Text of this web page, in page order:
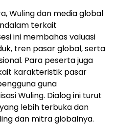
Wuling dan media global
terkait
ini membahas valuasi
tren pasar global, serta
Para peserta juga
karakteristik pasar
guna
Wuling. Dialog ini turut
lebih terbuka dan
dan mitra globalnya.